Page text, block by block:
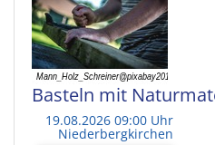
Basteln mit
19.08.2026 09:00 Uhr
Niederbergkirchen